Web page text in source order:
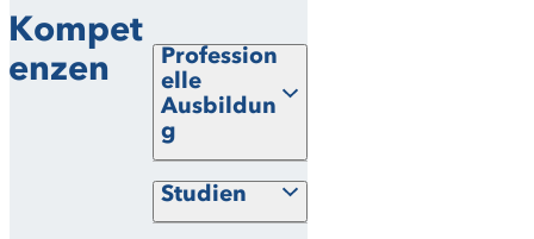
Kompet
enzen
Profession
elle
Ausbildun
g
Studien